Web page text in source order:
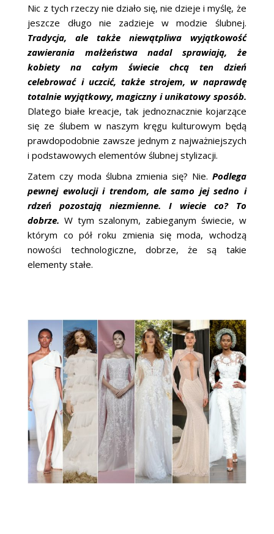
Nic z tych rzeczy nie działo się, nie dzieje i myślę, że
jeszcze długo nie zadzieje w modzie ślubnej.
Tradycja, ale także niewątpliwa wyjątkowość
zawierania małżeństwa nadal sprawiają, że
kobiety na całym świecie chcą ten dzień
celebrować i uczcić, także strojem, w naprawdę
totalnie wyjątkowy, magiczny i unikatowy sposób.
Dlatego białe kreacje, tak jednoznacznie kojarzące
się ze ślubem w naszym kręgu kulturowym będą
prawdopodobnie zawsze jednym z najważniejszych
i podstawowych elementów ślubnej stylizacji.
Zatem czy moda ślubna zmienia się? Nie. Podlega
pewnej ewolucji i trendom, ale samo jej sedno i
rdzeń pozostają niezmienne. I wiecie co? To
dobrze. W tym szalonym, zabieganym świecie, w
którym co pół roku zmienia się moda, wchodzą
nowości technologiczne, dobrze, że są takie
elementy stałe.